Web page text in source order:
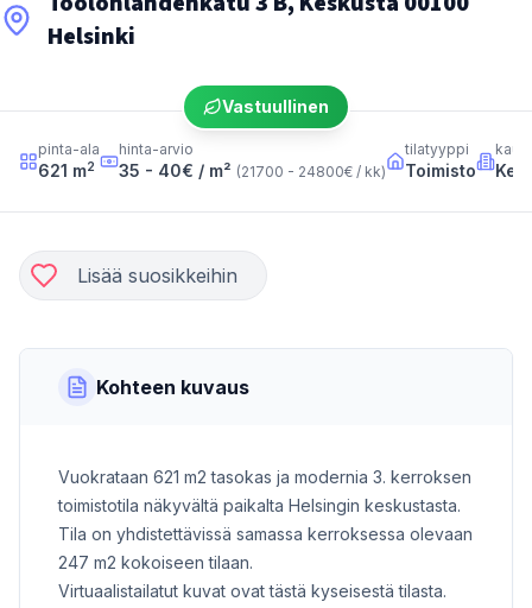
Helsinki
Vastuullinen
pinta-ala
621 m2
hinta-arvio
35 - 40€ / m² (21700 - 24800€ / kk)
tilatyyppi
Toimisto
Lisää suosikkeihin
Kohteen kuvaus
Vuokrataan 621 m2 tasokas ja modernia 3. kerroksen
toimistotila näkyvältä paikalta Helsingin keskustasta.
Tila on yhdistettävissä samassa kerroksessa olevaan
247 m2 kokoiseen tilaan.
Virtuaalistailatut kuvat ovat tästä kyseisestä tilasta.